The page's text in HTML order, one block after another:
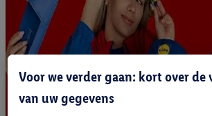
Voor we verder gaan: kort over de
van uw gegevens